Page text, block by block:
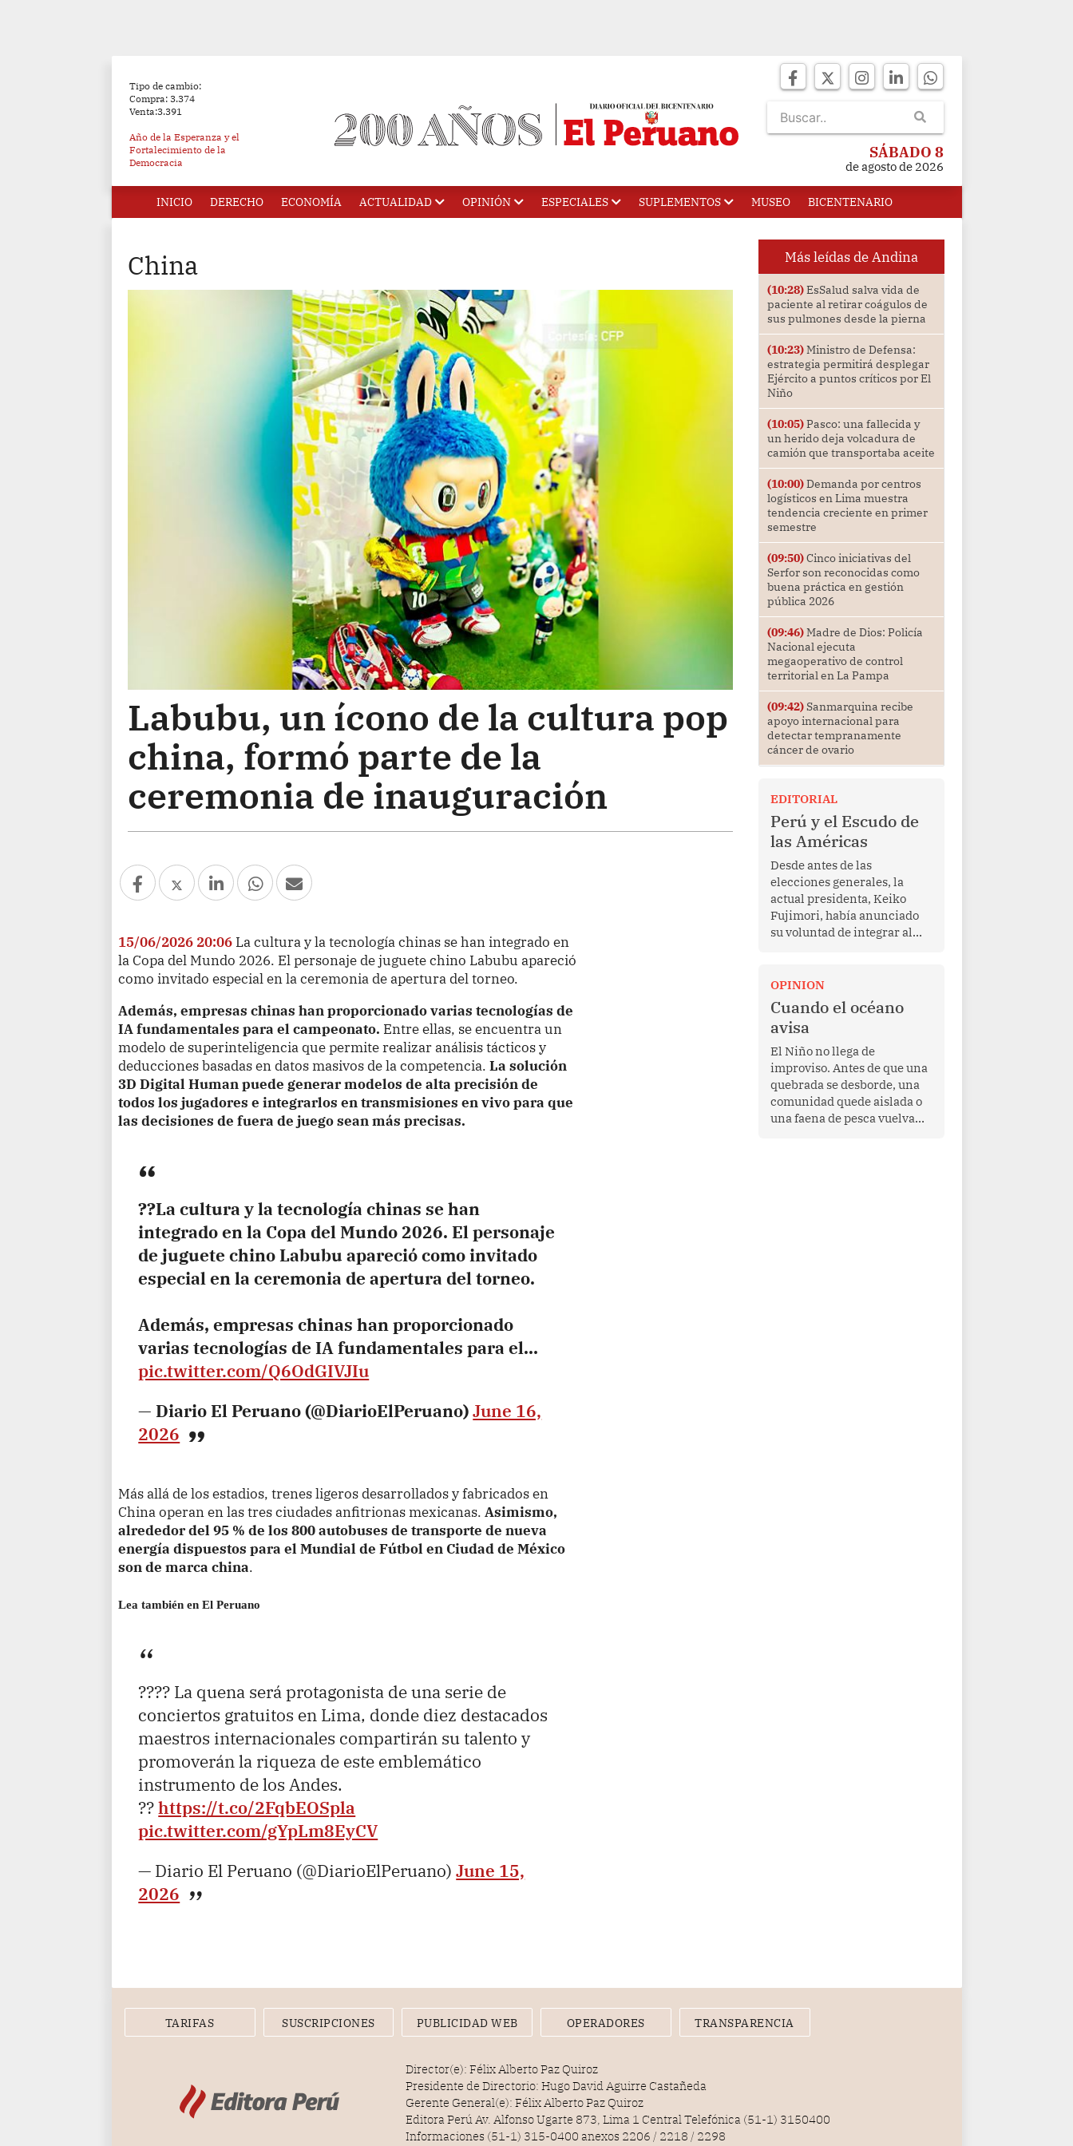
Tipo de cambio:
Compra: 3.374
Venta:3.391
Año de la Esperanza y el
Fortalecimiento de la
Democracia
SÁBADO 8
de agosto de 2026
INICIO DERECHO ECONOMÍA ACTUALIDAD OPINIÓN ESPECIALES SUPLEMENTOS MUSEO BICENTENARIO
China
Labubu, un ícono de la cultura pop
china, formó parte de la
ceremonia de inauguración
15/06/2026 20:06 La cultura y la tecnología chinas se han integrado en
la Copa del Mundo 2026. El personaje de juguete chino Labubu apareció
como invitado especial en la ceremonia de apertura del torneo.
Además, empresas chinas han proporcionado varias tecnologías de
IA fundamentales para el campeonato. Entre ellas, se encuentra un
modelo de superinteligencia que permite realizar análisis tácticos y
deducciones basadas en datos masivos de la competencia. La solución
3D Digital Human puede generar modelos de alta precisión de
todos los jugadores e integrarlos en transmisiones en vivo para que
las decisiones de fuera de juego sean más precisas.
??La cultura y la tecnología chinas se han
integrado en la Copa del Mundo 2026. El personaje
de juguete chino Labubu apareció como invitado
especial en la ceremonia de apertura del torneo.
Además, empresas chinas han proporcionado
varias tecnologías de IA fundamentales para el…
pic.twitter.com/Q6OdGIVJIu
— Diario El Peruano (@DiarioElPeruano)June 16,
2026
Más allá de los estadios, trenes ligeros desarrollados y fabricados en
China operan en las tres ciudades anfitrionas mexicanas.Asimismo,
alrededor del 95 % de los 800 autobuses de transporte de nueva
energía dispuestos para el Mundial de Fútbol en Ciudad de México
son de marca china.
Lea también en El Peruano
???? La quena será protagonista de una serie de
conciertos gratuitos en Lima, donde diez destacados
maestros internacionales compartirán su talento y
promoverán la riqueza de este emblemático
instrumento de los Andes.
??https://t.co/2FqbEOSpla
pic.twitter.com/gYpLm8EyCV
— Diario El Peruano (@DiarioElPeruano)June 15,
2026
Más leídas de Andina
(10:28)EsSalud salva vida de
paciente al retirar coágulos de
sus pulmones desde la pierna
(10:23)Ministro de Defensa:
estrategia permitirá desplegar
Ejército a puntos críticos por El
Niño
(10:05)Pasco: una fallecida y
un herido deja volcadura de
camión que transportaba aceite
(10:00)Demanda por centros
logísticos en Lima muestra
tendencia creciente en primer
semestre
(09:50)Cinco iniciativas del
Serfor son reconocidas como
buena práctica en gestión
pública 2026
(09:46)Madre de Dios: Policía
Nacional ejecuta
megaoperativo de control
territorial en La Pampa
(09:42)Sanmarquina recibe
apoyo internacional para
detectar tempranamente
cáncer de ovario
EDITORIAL
Perú y el Escudo de
las Américas
Desde antes de las
elecciones generales, la
actual presidenta, Keiko
Fujimori, había anunciado
su voluntad de integrar al
en marzo de este año por el
mandatario estadounidense
Donald Trump, con el fin de
enfrentar al crimen
transnacional organizado y
al tráfico de drogas.
OPINION
Cuando el océano
avisa
El Niño no llega de
improviso. Antes de que una
quebrada se desborde, una
comunidad quede aislada o
una faena de pesca vuelva
TARIFAS SUSCRIPCIONES PUBLICIDAD WEB OPERADORES TRANSPARENCIA
Director(e): Félix Alberto Paz Quiroz
Presidente de Directorio: Hugo David Aguirre Castañeda
Gerente General(e): Félix Alberto Paz Quiroz
Editora Perú Av. Alfonso Ugarte 873, Lima 1 Central Telefónica (51-1) 3150400
Informaciones (51-1) 315-0400 anexos 2206 / 2218 / 2298